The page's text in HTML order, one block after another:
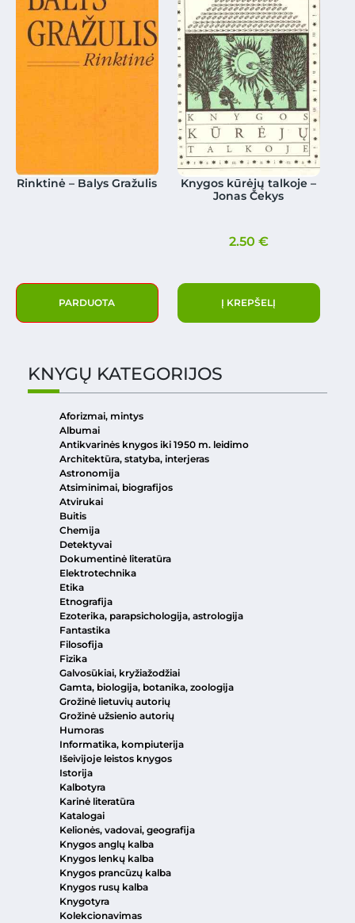
Rinktinė – Balys Gražulis
PARDUOTA
Knygos kūrėjų talkoje –
Jonas Čekys
2.50 €
Į KREPŠELĮ
KNYGŲ KATEGORIJOS
Aforizmai, mintys
Albumai
Antikvarinės knygos iki 1950 m. leidimo
Architektūra, statyba, interjeras
Astronomija
Atsiminimai, biografijos
Atvirukai
Buitis
Chemija
Detektyvai
Dokumentinė literatūra
Elektrotechnika
Etika
Etnografija
Ezoterika, parapsichologija, astrologija
Fantastika
Filosofija
Fizika
Galvosūkiai, kryžiažodžiai
Gamta, biologija, botanika, zoologija
Grožinė lietuvių autorių
Grožinė užsienio autorių
Humoras
Informatika, kompiuterija
Išeivijoje leistos knygos
Istorija
Kalbotyra
Karinė literatūra
Katalogai
Kelionės, vadovai, geografija
Knygos anglų kalba
Knygos lenkų kalba
Knygos prancūzų kalba
Knygos rusų kalba
Knygotyra
Kolekcionavimas